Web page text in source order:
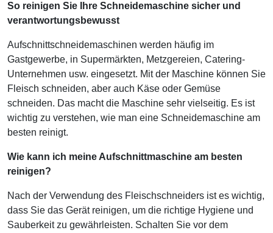
So reinigen Sie Ihre Schneidemaschine sicher und
verantwortungsbewusst
Aufschnittschneidemaschinen werden häufig im
Gastgewerbe, in Supermärkten, Metzgereien, Catering-
Unternehmen usw. eingesetzt. Mit der Maschine können Sie
Fleisch schneiden, aber auch Käse oder Gemüse
schneiden. Das macht die Maschine sehr vielseitig. Es ist
wichtig zu verstehen, wie man eine Schneidemaschine am
besten reinigt.
Wie kann ich meine Aufschnittmaschine am besten
reinigen?
Nach der Verwendung des Fleischschneiders ist es wichtig,
dass Sie das Gerät reinigen, um die richtige Hygiene und
Sauberkeit zu gewährleisten. Schalten Sie vor dem